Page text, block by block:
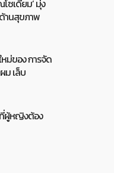
ซเดียม’ มุ่ง
ด้านสุขภาพ
ม่ของ การจัด
ม เล็บ
ที่ผู้หญิงต้อง